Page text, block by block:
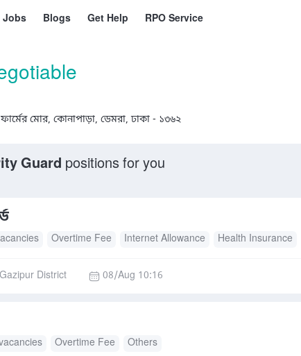
Jobs Blogs Get Help RPO Service
মোর, কোনাপাড়া, ডেমরা, ঢাকা - ১৩৬২
Guard positions for you
Overtime Fee Internet Allowance
Health Insurance
Gazipur District 08/Aug 10:16
Overtime Fee Others